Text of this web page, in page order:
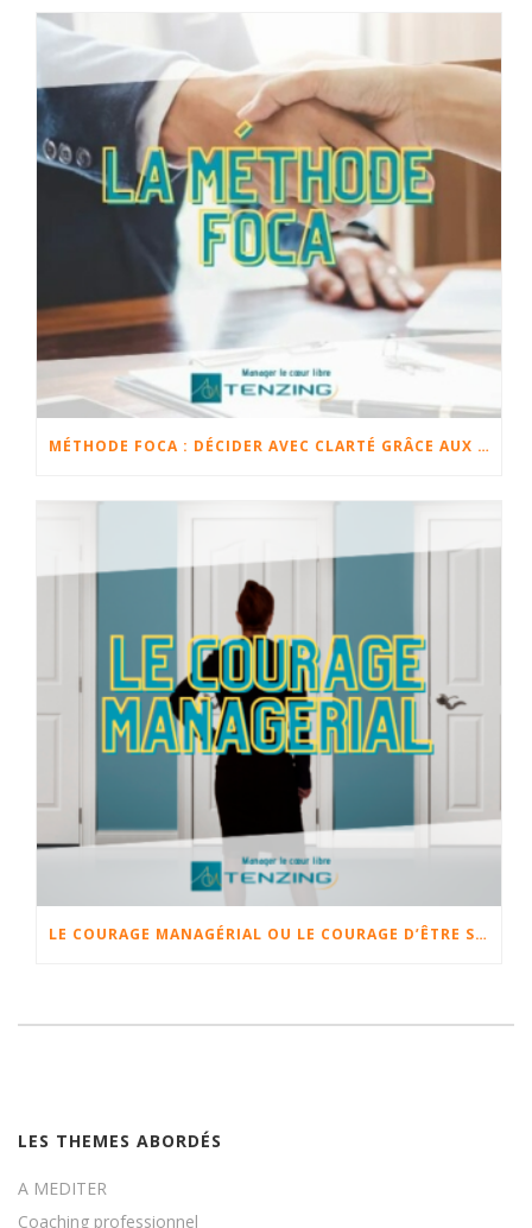
MÉTHODE FOCA : DÉCIDER AVEC CLARTÉ GRÂCE AUX FAITS, OPINIONS, CHANGEMENTS ET ACTIONS
LE COURAGE MANAGÉRIAL OU LE COURAGE D’ÊTRE SOI
LES THEMES ABORDÉS
A MEDITER
Coaching professionnel